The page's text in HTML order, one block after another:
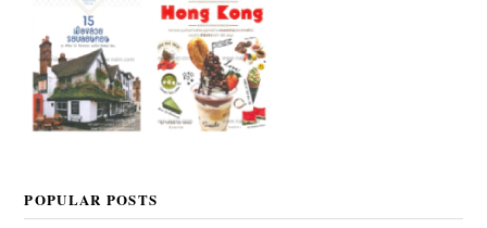
POPULAR POSTS